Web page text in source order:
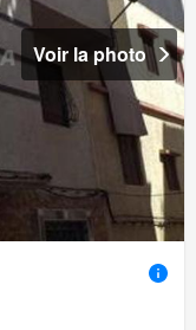
Voir la photo